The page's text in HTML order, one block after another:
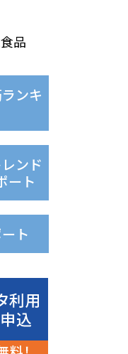
品
ンキ
ンド
ート
ト